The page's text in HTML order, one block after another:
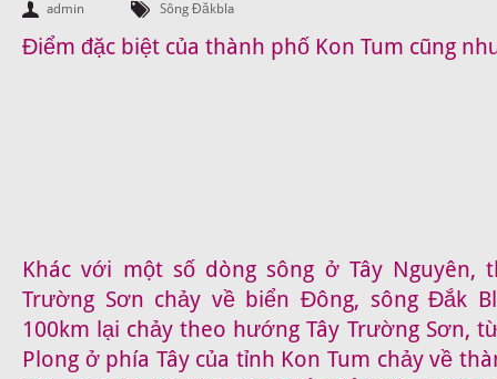
admin Sông Đăkbla
Điểm đặc biệt của thành phố Kon Tum cũng
Khác với một số dòng sông ở Tây Nguyên,
Trường Sơn chảy về biển Đông, sông Đắk
100km lại chảy theo hướng Tây Trường Sơn,
Plong ở phía Tây của tỉnh Kon Tum chảy về